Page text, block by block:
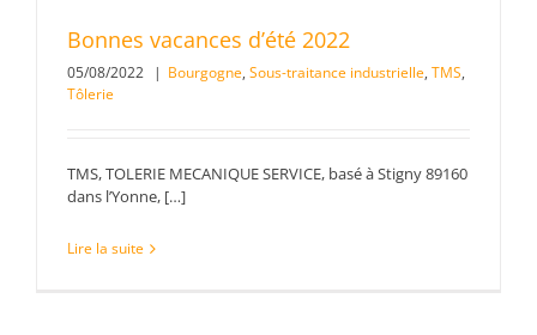
Bonnes vacances d’été 2022
05/08/2022 | Bourgogne, Sous-traitance industrielle, TMS,
Tôlerie
TMS, TOLERIE MECANIQUE SERVICE, basé à Stigny 89160
dans l’Yonne, […]
Lire la suite